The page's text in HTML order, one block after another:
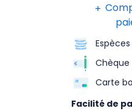
Carte
Facilité de